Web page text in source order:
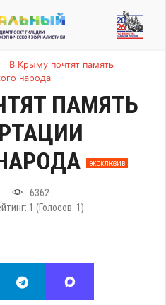
В Крыму почтят память
народа
ПАМЯТЬ
ЭКСКЛЮЗИВ
6362
1 (Голосов: 1 )